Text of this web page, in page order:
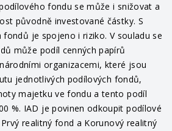
fondu se může i snižovat a
původně investované částky. S
je spojeno i riziko. V souladu se
může podíl cenných papírů
organizacemi, které jsou
jednotlivých podílových fondů,
majetku ve fondu a tento podíl
%. IAD je povinen odkoupit podílové
realitný fond a Korunový realitný